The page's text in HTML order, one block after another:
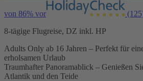
von 86% vor
8-tägige Flugreise, DZ inkl. HP
Adults Only ab 16 Jahren – Perfekt für
erholsamen Urlaub
Traumhafter Panoramablick – Genießen
Atlantik und den Teide